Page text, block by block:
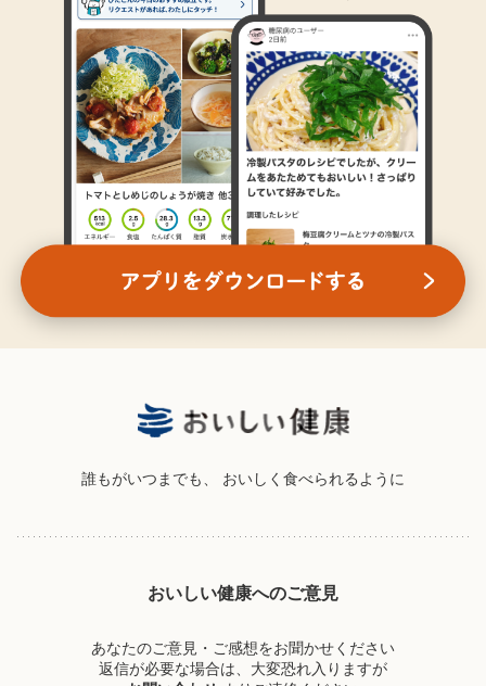
誰もがいつまでも、 おいしく食べられるように
おいしい健康へのご意見
あなたのご意見・ご感想をお聞かせください
返信が必要な場合は、大変恐れ入りますが